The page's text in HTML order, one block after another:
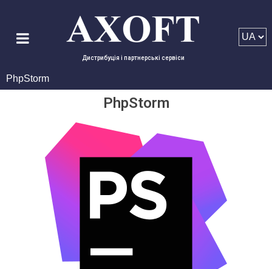
Дистрибуція і партнерські сервіси
PhpStorm
PhpStorm